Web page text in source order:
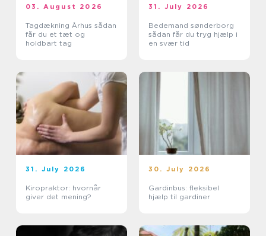
03. August 2026
Tagdækning Århus sådan
får du et tæt og
holdbart tag
31. July 2026
Bedemand sønderborg
sådan får du tryg hjælp i
en svær tid
31. July 2026
Kiropraktor: hvornår
giver det mening?
30. July 2026
Gardinbus: fleksibel
hjælp til gardiner